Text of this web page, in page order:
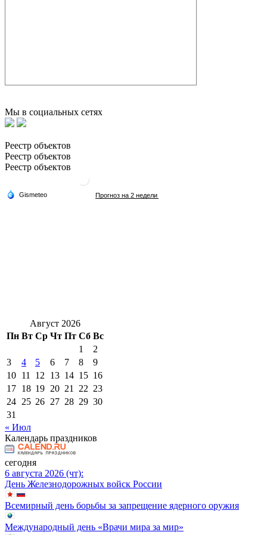
Мы в социальных сетях
Реестр объектов
Реестр объектов
Реестр объектов
Август 2026
Пн Вт Ср Чт Пт Сб Вс
1
2
3
4 5 6 7 8
9
10 11 12 13 14 15 16
17 18 19 20 21 22 23
24 25 26 27 28 29 30
31
« Июл
Календарь праздников
сегодня
6 августа 2026 (чт):
День Железнодорожных войск России
Всемирный день борьбы за запрещение ядерного оружия
Международный день «Врачи мира за мир»